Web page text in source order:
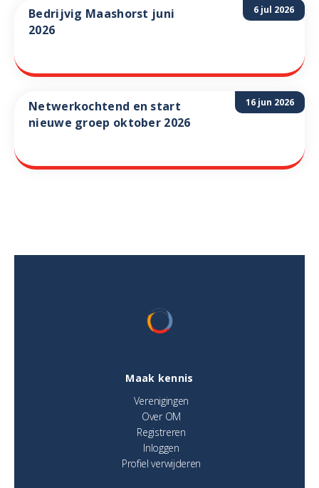
6 jul 2026
Bedrijvig Maashorst juni
2026
16 jun 2026
Netwerkochtend en start
nieuwe groep oktober 2026
Maak kennis
Verenigingen
Over OM
Registreren
Inloggen
Profiel verwijderen